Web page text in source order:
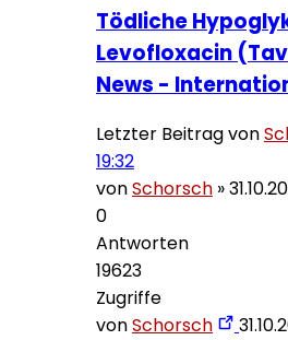
Tödliche
Levofloxacin
News -
Letzter Beitrag von
19:32
vonSchorsch »
0
Antworten
19623
Zugriffe
vonSchorsch